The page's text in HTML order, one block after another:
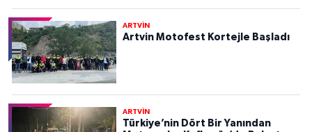
ARTVİN
Artvin Motofest Kortejle Başladı
ARTVİN
Türkiye’nin Dört Bir Yanından